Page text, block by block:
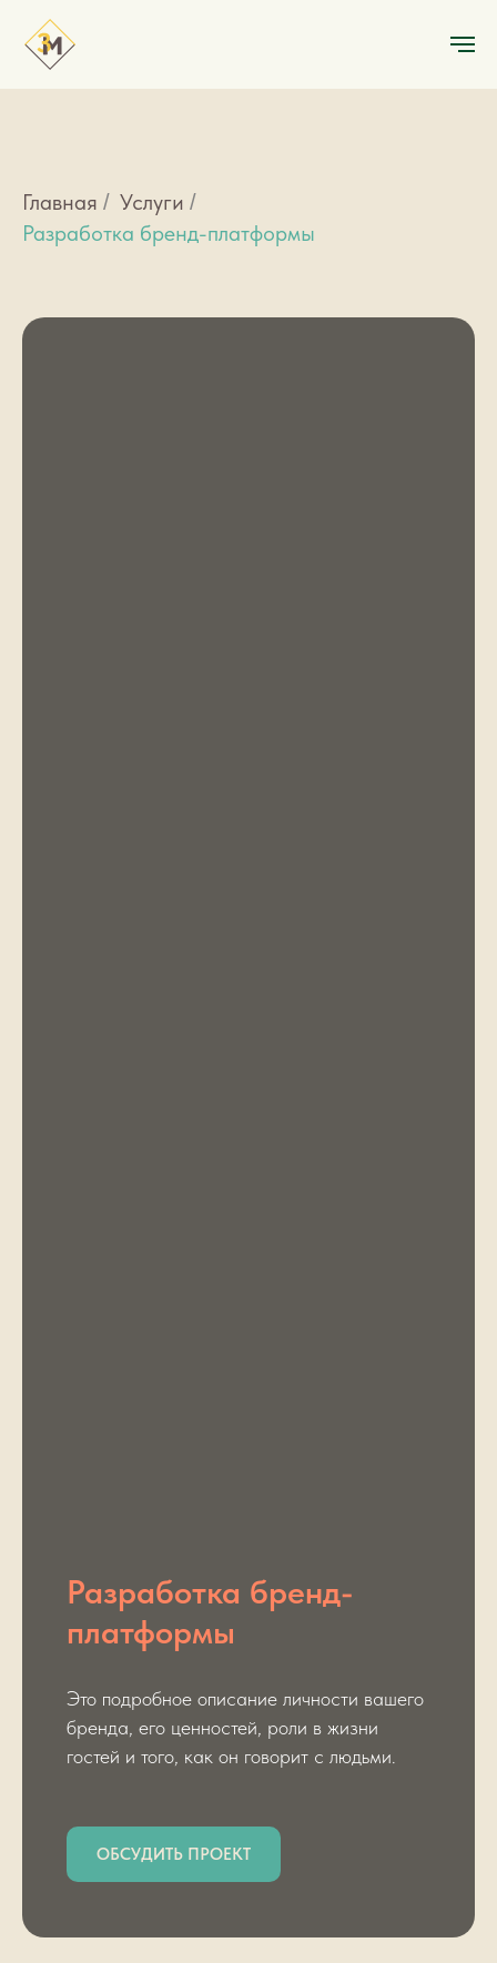
Главная / Услуги /
Разработка бренд-платформы
Разработка бренд-
платформы
Это подробное описание личности вашего
бренда, его ценностей, роли в жизни
гостей и того, как он говорит с людьми.
ОБСУДИТЬ ПРОЕКТ